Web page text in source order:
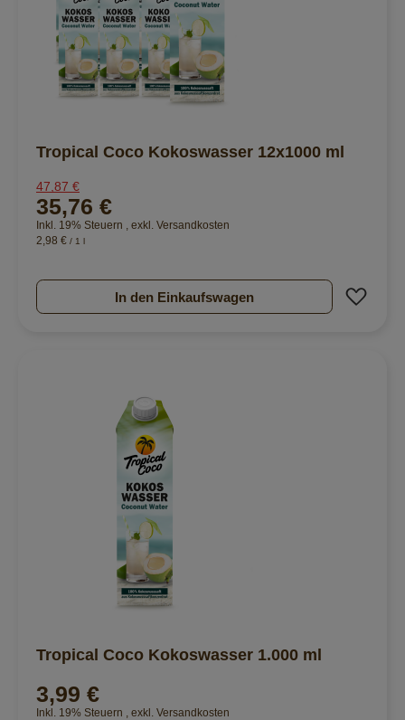
Tropical Coco Kokoswasser 12x1000 ml
47,87 €
35,76 €
Inkl. 19% Steuern , exkl. Versandkosten
2,98 € / 1 l
In den Einkaufswagen
Tropical Coco Kokoswasser 1.000 ml
3,99 €
Inkl. 19% Steuern , exkl. Versandkosten